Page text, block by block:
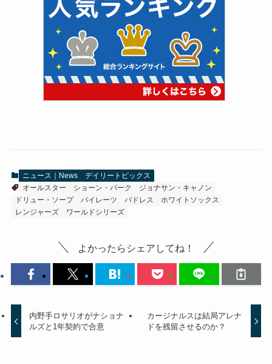
ニュース｜News
デイリートピックス
オールスター
ショーン・バーク
ジョナサン・キャノン
ドリュー・ソープ
パイレーツ パドレス
ホワイトソックス
レンジャーズ
ワールドシリーズ
よかったらシェアしてね！
内野手ロサリオがナショナ
ルズと1年契約で合意
カージナルスは結局アレナ
ドを残留させるのか？